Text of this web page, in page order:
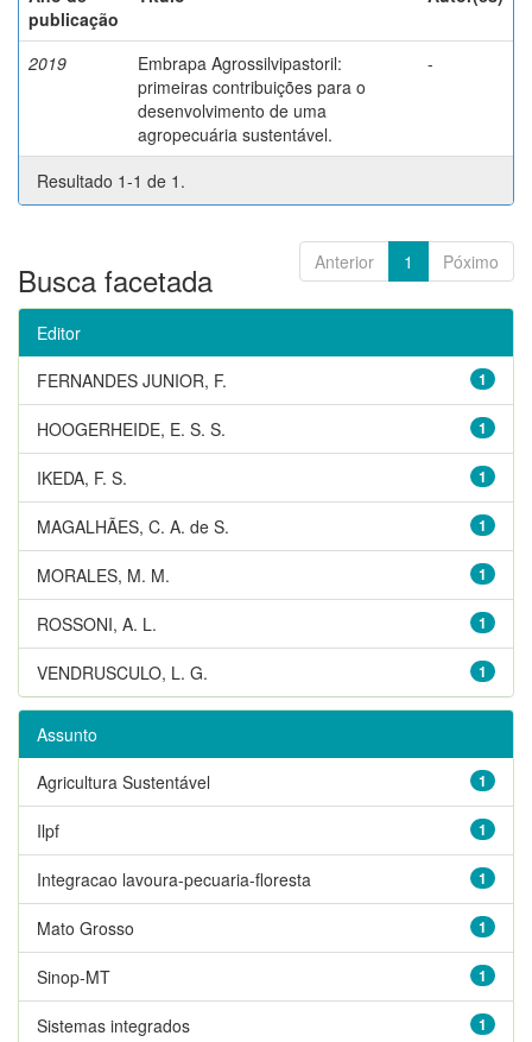
publicação
2019
Embrapa Agrossilvipastoril:
primeiras contribuições para o
desenvolvimento de uma
agropecuária sustentável.
-
Resultado 1-1 de 1.
Anterior 1 Póximo
Busca facetada
Editor
1
FERNANDES JUNIOR, F.
1
HOOGERHEIDE, E. S. S.
1
IKEDA, F. S.
1
MAGALHÃES, C. A. de S.
1
MORALES, M. M.
1
ROSSONI, A. L.
1
VENDRUSCULO, L. G.
Assunto
1
Agricultura Sustentável
1
Ilpf
1
Integracao lavoura-pecuaria-floresta
1
Mato Grosso
1
Sinop-MT
1
Sistemas integrados